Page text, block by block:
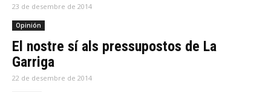
23 de desembre de 2014
Opinión
El nostre sí als pressupostos de La
Garriga
22 de desembre de 2014